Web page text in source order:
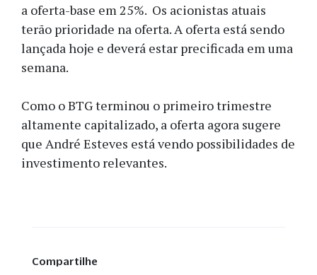
a oferta-base em 25%. Os acionistas atuais
terão prioridade na oferta. A oferta está sendo
lançada hoje e deverá estar precificada em uma
semana.
Como o BTG terminou o primeiro trimestre
altamente capitalizado, a oferta agora sugere
que André Esteves está vendo possibilidades de
investimento relevantes.
Compartilhe